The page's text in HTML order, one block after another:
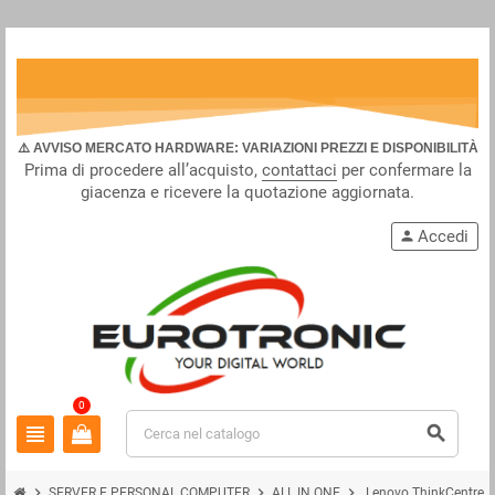
⚠️ AVVISO MERCATO HARDWARE: VARIAZIONI PREZZI E DISPONIBILITÀ
Prima di procedere all’acquisto, contattaci per confermare la
giacenza e ricevere la quotazione aggiornata.
view_headline
person Accedi
0
search